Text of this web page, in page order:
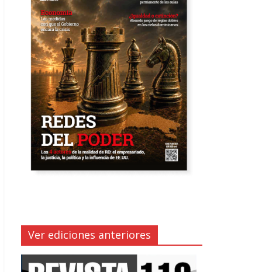
Ver ediciones anteriores